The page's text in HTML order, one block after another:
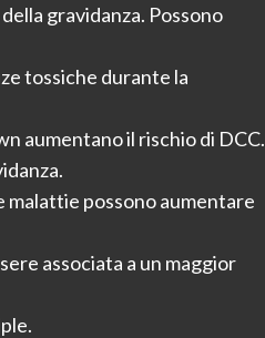
gravidanza. Possono
tossiche durante la
aumentano il rischio di DCC.
possono aumentare
associata a un maggior